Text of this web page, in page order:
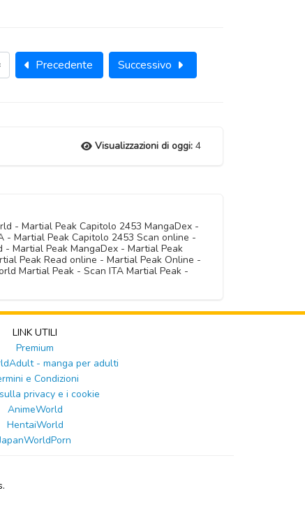
Precedente Successivo
Visualizzazioni di oggi:4
- Martial Peak Capitolo 2453 MangaDex -
- Martial Peak Capitolo 2453 Scan online -
- Martial Peak MangaDex - Martial Peak
Peak Read online - Martial Peak Online -
Martial Peak - Scan ITA Martial Peak -
LINK UTILI
Premium
- manga per adulti
e Condizioni
privacy e i cookie
AnimeWorld
HentaiWorld